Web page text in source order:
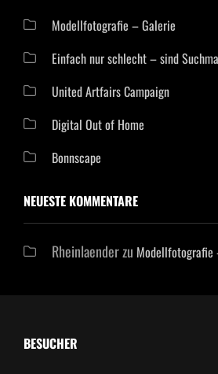
Modellfotografie – Galerie
Einfach nur schlecht – sind
United Artfairs Campaign
Digital Out of Home
Bonnscape
NEUESTE KOMMENTARE
Rheinlaenderzu Modellfotografie
BESUCHER